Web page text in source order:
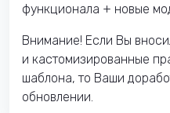
функционала + новые
Внимание! Если Вы
и кастомизированные
шаблона, то Ваши
обновлении.